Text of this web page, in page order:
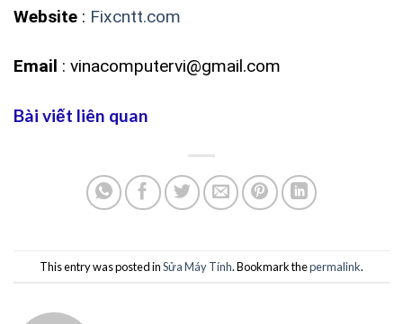
Website : Fixcntt.com
Email : vinacomputervi@gmail.com
Bài viết liên quan
This entry was posted inSửa Máy Tính . Bookmark thepermalink